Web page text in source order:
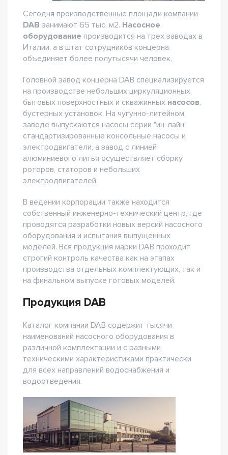
Сегодня производственные площади компании
DAB занимают 65 тыс. м2. Насосное
оборудование производится на трех заводах в
Италии, а в штат сотрудников концерна
объединяет более полутысячи человек.
Головной завод концерна DAB специализируется
на производстве небольших циркуляционных,
бытовых поверхностных и скважинных насосов,
бустерных установок. На чугунно-литейном
заводе выпускаются насосы серии "ин-лайн",
стандартизированные консольные насосы и
электродвигатели, а завод с линией
алюминиевого литья осуществляет сборку
роторов, статоров и небольших
электродвигателей.
В ведении корпорации также находится
собственный инженерно-технический центр, где
проводятся разработки новых версий насосного
оборудования и испытания выпущенных
моделей. Вся продукция марки DAB проходит
строгий контроль качества как на этапах
производства отдельных комплектующих, так и
на финальном выпуске готовых моделей.
Продукция DAB
Каталог компании DAB содержит тысячи
наименований насосного оборудования в
различной комплектации и с разными
техническими характеристиками практически
для всех направлений водоснабжения и
водоотведения.